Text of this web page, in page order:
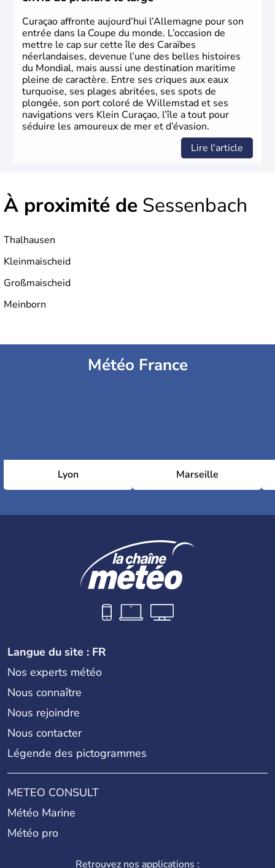
Herman Hesse ou bien Hegel en font partie.
Curaçao affronte aujourd’hui l’Allemagne pour son
entrée dans la Coupe du monde. L’occasion de
mettre le cap sur cette île des Caraïbes
néerlandaises, devenue l’une des belles histoires
du Mondial, mais aussi une destination maritime
pleine de caractère. Entre ses criques aux eaux
turquoise, ses plages abritées, ses spots de
plongée, son port coloré de Willemstad et ses
navigations vers Klein Curaçao, l’île a tout pour
séduire les amoureux de mer et d’évasion.
Lire l'article
À proximité de Sessenbach
Thalhausen
Kleinmaischeid
Großmaischeid
Meinborn
Météo France
Lyon Marseille
Langue du site : FR
Nos experts météo
Nous connaître
Nous rejoindre
Nous contacter
Légende des pictogrammes
METEO CONSULT
Météo Marine
Météo pro
Retrouvez nos applications :